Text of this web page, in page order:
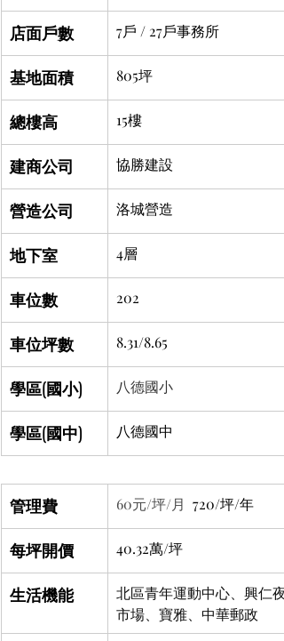
店面戶數 7戶 / 27戶事務所
基地面積 805坪
總樓高 15樓
建商公司 協勝建設
營造公司 洛城營造
地下室 4層
車位數 202
車位坪數 8.31/8.65
學區(國小) 八德國小
學區(國中) 八德國中
管理費 60元/坪/月 720/坪/年
每坪開價 40.32萬/坪
生活機能
北區青年運動中心、興仁
市場、寶雅、中華郵政